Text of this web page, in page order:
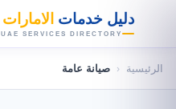
دليل خدمات الامارات
UAE SERVICES DIRECTORY
الرئيسية ‹ صيانة عامة